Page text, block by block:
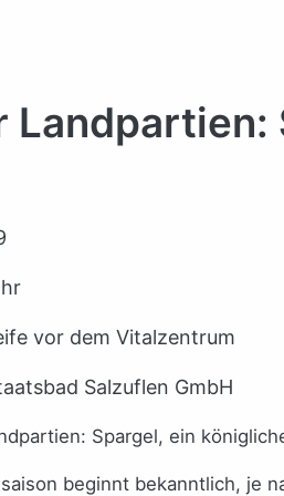
vor dem Vitalzentrum
Salzuflen GmbH
beginnt bekanntlich, je